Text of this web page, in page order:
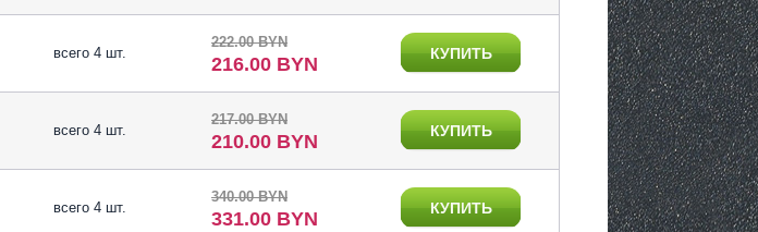
всего 4 шт.
222.00 BYN
216.00 BYN КУПИТЬ
всего 4 шт.
217.00 BYN
210.00 BYN КУПИТЬ
всего 4 шт.
340.00 BYN
331.00 BYN КУПИТЬ